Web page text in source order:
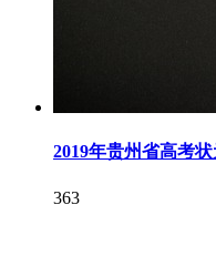
2019年贵州省高考
363